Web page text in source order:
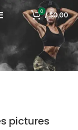
0 /$0.00
pictures